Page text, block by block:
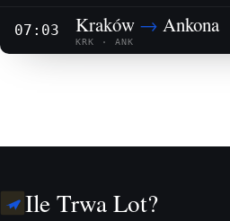
07:03 Kraków → Ankona
KRK · ANK
Ile Trwa Lot?